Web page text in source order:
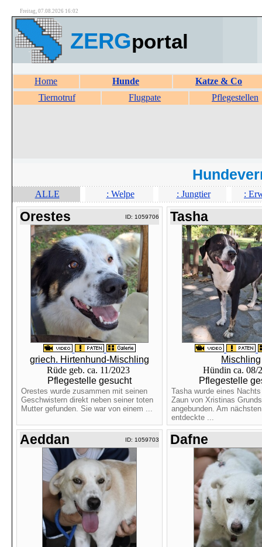
Freitag, 07.08.2026 16:02
ZERGportal
Home Hunde
Katze & Co
Tiernotruf
Flugpate Pflegestellen
ALLE : Welpe : Jungtier :
Orestes ID: 1059706
griech. Hirtenhund-Mischling
Rüde geb. ca. 11/2023
Pflegestelle gesucht
Orestes wurde zusammen mit seinen
Geschwistern direkt neben seiner toten
Mutter gefunden. Sie war von einem ...
Tasha
Mischling
Hündin ca. 08/
Pflegestelle
Tasha wurde eines
Zaun von Xristinas
angebunden. Am
entdeckte ...
Aeddan ID: 1059703 Dafne